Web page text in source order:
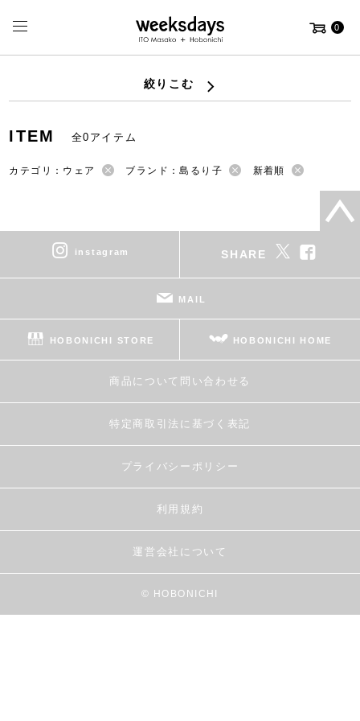
0
絞りこむ
ITEM 全0アイテム
カテゴリ：ウェア ブランド：島るり子 新着順
instagram SHARE
MAIL
HOBONICHI STORE HOBONICHI HOME
商品について問い合わせる
特定商取引法に基づく表記
プライバシーポリシー
利用規約
運営会社について
© HOBONICHI